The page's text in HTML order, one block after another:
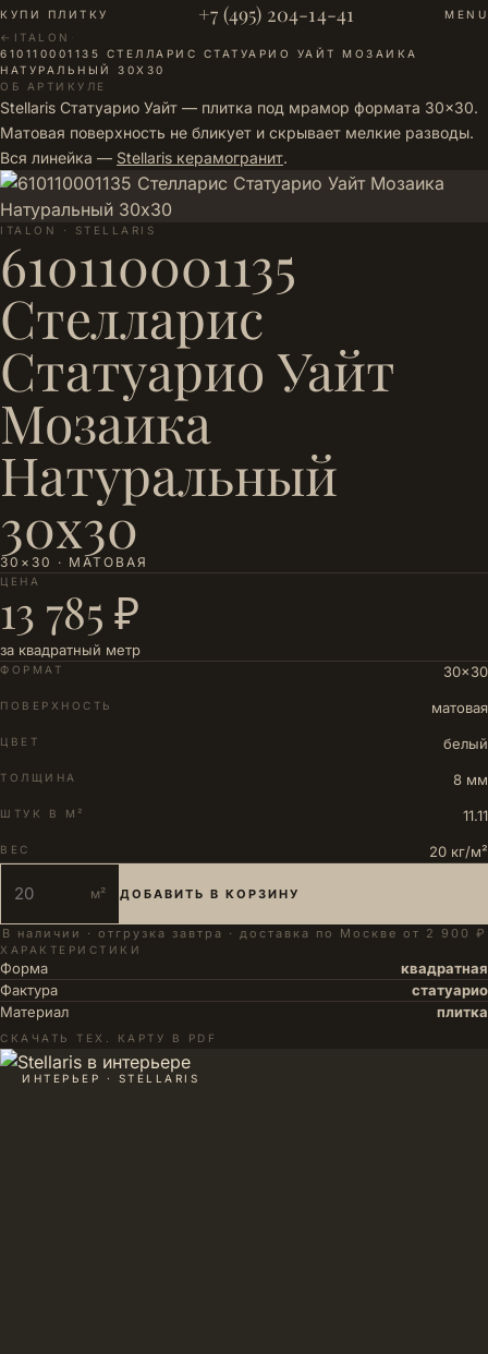
КУПИ ПЛИТКУ +7 (495) 204-14-41
MENU
← ITALON ·
610110001135 СТЕЛЛАРИС СТАТУАРИО УАЙТ МОЗАИКА
НАТУРАЛЬНЫЙ 30Х30
ОБ АРТИКУЛЕ
Stellaris Статуарио Уайт — плитка под мрамор формата 30×30.
Матовая поверхность не бликует и скрывает мелкие разводы.
Вся линейка — Stellaris керамогранит.
ITALON · STELLARIS
610110001135
Стелларис
Статуарио Уайт
Мозаика
Натуральный
30х30
30×30 · МАТОВАЯ
ЦЕНА
13 785 ₽
за квадратный метр
ФОРМАТ 30×30
ПОВЕРХНОСТЬ матовая
ЦВЕТ белый
ТОЛЩИНА 8 мм
ШТУК В М² 11.11
ВЕС 20 кг/м²
м² ДОБАВИТЬ В КОРЗИНУ
В наличии · отгрузка завтра · доставка по Москве от 2 900 ₽
ХАРАКТЕРИСТИКИ
Форма
квадратная
Фактура
статуарио
Материал
плитка
СКАЧАТЬ ТЕХ. КАРТУ В PDF
ИНТЕРЬЕР · STELLARIS